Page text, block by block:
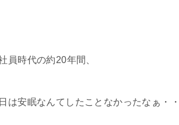
員時代の約20年間、
は安眠なんてしたことなかったなぁ・・